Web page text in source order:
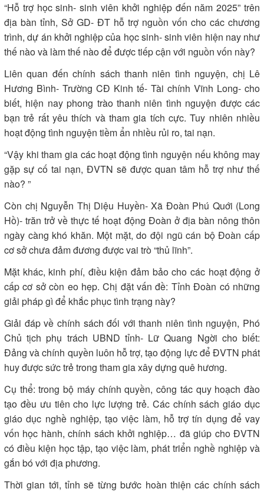
“Hỗ trợ học sinh- sinh viên khởi nghiệp đến năm 2025” trên
địa bàn tỉnh, Sở GD- ĐT hỗ trợ nguồn vốn cho các chương
trình, dự án khởi nghiệp của học sinh- sinh viên hiện nay như
thế nào và làm thế nào để được tiếp cận với nguồn vốn này?
Liên quan đến chính sách thanh niên tình nguyện, chị Lê
Hương Bình- Trường CĐ Kinh tế- Tài chính Vĩnh Long- cho
biết, hiện nay phong trào thanh niên tình nguyện được các
bạn trẻ rất yêu thích và tham gia tích cực. Tuy nhiên nhiều
hoạt động tình nguyện tiềm ẩn nhiều rủi ro, tai nạn.
“Vậy khi tham gia các hoạt động tình nguyện nếu không may
gặp sự cố tai nạn, ĐVTN sẽ được quan tâm hỗ trợ như thế
nào? ”
Còn chị Nguyễn Thị Diệu Huyền- Xã Đoàn Phú Quới (Long
Hồ)- trăn trở về thực tế hoạt động Đoàn ở địa bàn nông thôn
ngày càng khó khăn. Một mặt, do đội ngũ cán bộ Đoàn cấp
cơ sở chưa đảm đương được vai trò “thủ lĩnh”.
Mặt khác, kinh phí, điều kiện đảm bảo cho các hoạt động ở
cấp cơ sở còn eo hẹp. Chị đặt vấn đề: Tỉnh Đoàn có những
giải pháp gì để khắc phục tình trạng này?
Giải đáp về chính sách đối với thanh niên tình nguyện, Phó
Chủ tịch phụ trách UBND tỉnh- Lữ Quang Ngời cho biết:
Đảng và chính quyền luôn hỗ trợ, tạo động lực để ĐVTN phát
huy được sức trẻ trong tham gia xây dựng quê hương.
Cụ thể: trong bộ máy chính quyền, công tác quy hoạch đào
tạo đều ưu tiên cho lực lượng trẻ. Các chính sách giáo dục
giáo dục nghề nghiệp, tạo việc làm, hỗ trợ tín dụng để vay
vốn học hành, chính sách khởi nghiệp… đã giúp cho ĐVTN
có điều kiện học tập, tạo việc làm, phát triển nghề nghiệp và
gắn bó với địa phương.
Thời gian tới, tỉnh sẽ từng bước hoàn thiện các chính sách